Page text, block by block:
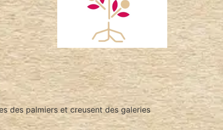
des palmiers et creusent des galeries